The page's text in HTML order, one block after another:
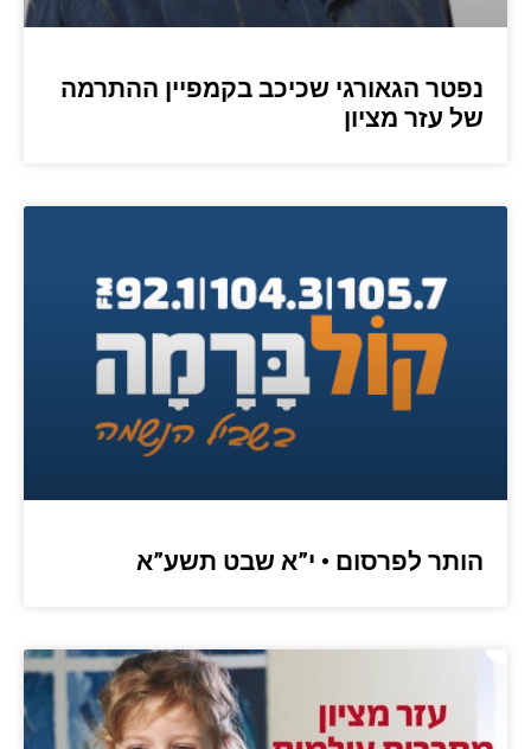
נפטר הגאורגי שכיכב בקמפיין ההתרמה
של עזר מציון
הותר לפרסום • י”א שבט תשע”א